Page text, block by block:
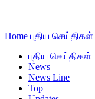
Home புதிய செய்திகள்
புதிய செய்திகள்
News
News Line
Top